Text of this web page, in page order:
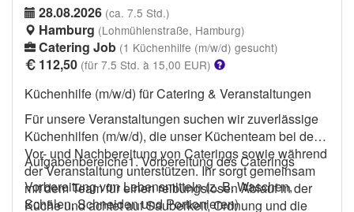
28.08.2026 (ca. 7.5 Std.)
Hamburg (Lohmühlenstraße, Hamburg)
Catering Job (1 Küchenhilfe (m/w/d) gesucht)
112,50 (für 7.5 Std. à 15,00 EUR)
Küchenhilfe (m/w/d) für Catering & Veranstaltungen
Für unsere Veranstaltungen suchen wir zuverlässige
Küchenhilfen (m/w/d), die unser Küchenteam bei der
Vor- und Nachbereitung von Caterings sowie während
der Veranstaltung unterstützen. Ihr sorgt gemeinsam
mit dem Team für einen reibungslosen Ablauf in der
Küche und achtet auf Sauberkeit, Ordnung und die
Aufgabenbereiche1. Vorbereitung des Caterings
Vorbereitung von Lebensmitteln (z. B. Waschen,
Schälen, Schneiden und Portionieren)